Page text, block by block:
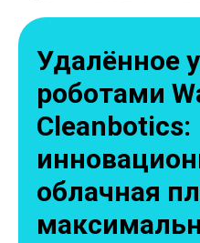
Удалённое
роботами
Cleanbotics:
облачная